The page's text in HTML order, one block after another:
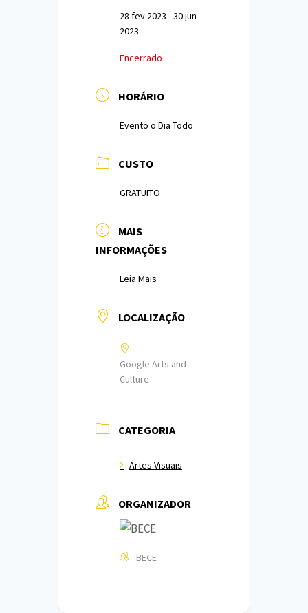
28 fev 2023 - 30 jun
2023
Encerrado
HORÁRIO
Evento o Dia Todo
CUSTO
GRATUITO
MAIS
INFORMAÇÕES
Leia Mais
LOCALIZAÇÃO
Google Arts and
Culture
CATEGORIA
Artes Visuais
ORGANIZADOR
BECE